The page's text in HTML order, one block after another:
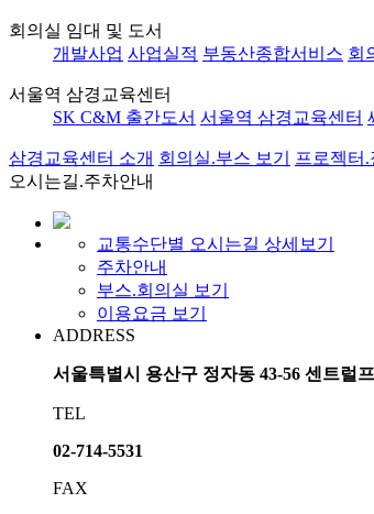
회의실 임대 및 도서
개발사업 사업실적 부동산종합서비스 회
서울역 삼경교육센터
SK C&M 출간도서 서울역 삼경교육센터
삼경교육센터 소개 회의실.부스 보기 프로젝터.
오시는길.주차안내
교통수단별 오시는길 상세보기
주차안내
부스.회의실 보기
이용요금 보기
ADDRESS
서울특별시 용산구 정자동 43-56 센트럴
TEL
02-714-5531
FAX